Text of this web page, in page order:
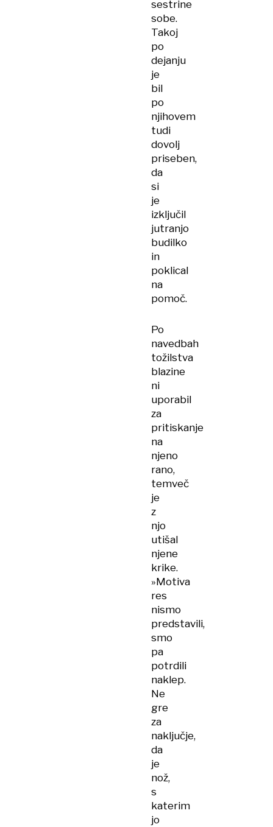
sestrine
sobe.
Takoj
po
dejanju
je
bil
po
njihovem
tudi
dovolj
priseben,
da
si
je
izključil
jutranjo
budilko
in
poklical
na
pomoč.
Po
navedbah
tožilstva
blazine
ni
uporabil
za
pritiskanje
na
njeno
rano,
temveč
je
z
njo
utišal
njene
krike.
»Motiva
res
nismo
predstavili,
smo
pa
potrdili
naklep.
Ne
gre
za
naključje,
da
je
nož,
s
katerim
jo